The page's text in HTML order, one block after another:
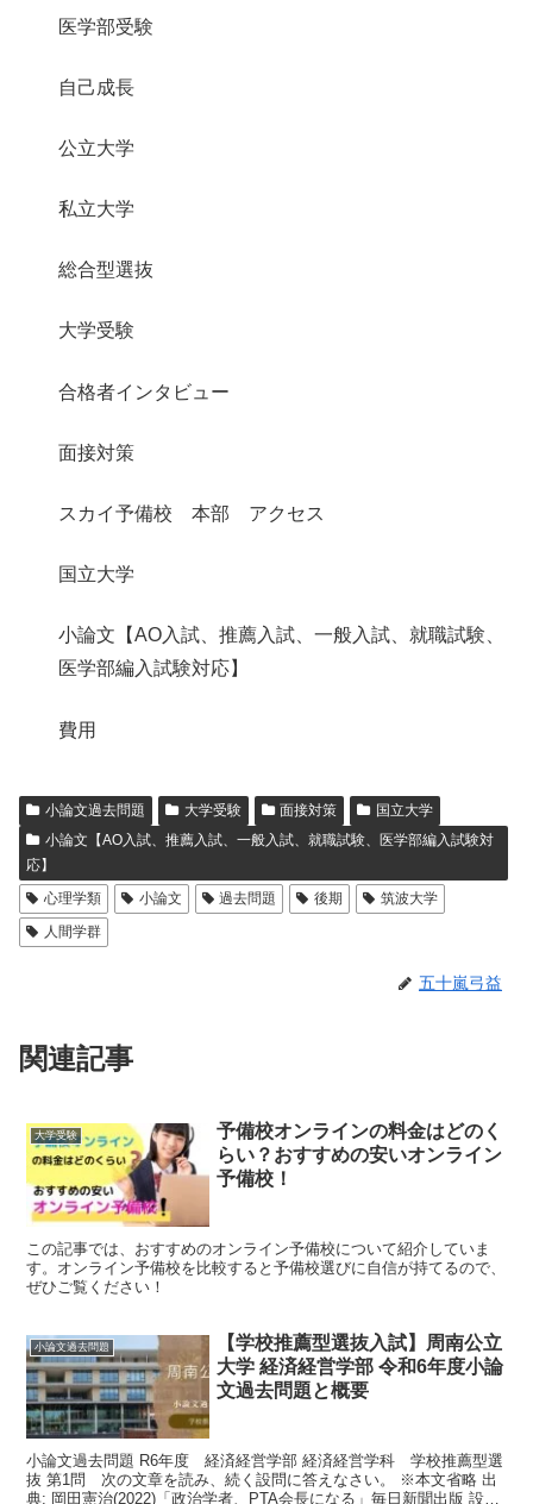
医学部受験
自己成長
公立大学
私立大学
総合型選抜
大学受験
合格者インタビュー
面接対策
スカイ予備校 本部 アクセス
国立大学
小論文【AO入試、推薦入試、一般入試、就職試験、
医学部編入試験対応】
費用
小論文過去問題 大学受験 面接対策
国立大学
小論文【AO入試、推薦入試、一般入試、就職試験、医学部編入試験対
応】
心理学類
小論文 過去問題 後期
筑波大学
人間学群
五十嵐弓益
関連記事
大学受験
予備校オンラインの料金はどのく
らい？おすすめの安いオンライン
予備校！
この記事では、おすすめのオンライン予備校について紹介していま
す。オンライン予備校を比較すると予備校選びに自信が持てるので、
ぜひご覧ください！
小論文過去問題
【学校推薦型選抜入試】周南公立
大学 経済経営学部 令和6年度小論
文過去問題と概要
小論文過去問題 R6年度 経済経営学部 経済経営学科 学校推薦型選
抜 第1問 次の文章を読み、続く設問に答えなさい。 ※本文省略 出
典: 岡田憲治(2022)「政治学者、PTA会長になる」毎日新聞出版 設問